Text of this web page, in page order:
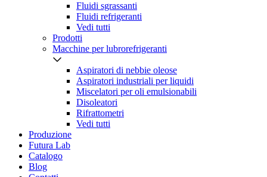
Fluidi sgrassanti
Fluidi refrigeranti
Vedi tutti
Prodotti
Macchine per lubrorefrigeranti
Aspiratori di nebbie oleose
Aspiratori industriali per liquidi
Miscelatori per oli emulsionabili
Disoleatori
Rifrattometri
Vedi tutti
Produzione
Futura Lab
Catalogo
Blog